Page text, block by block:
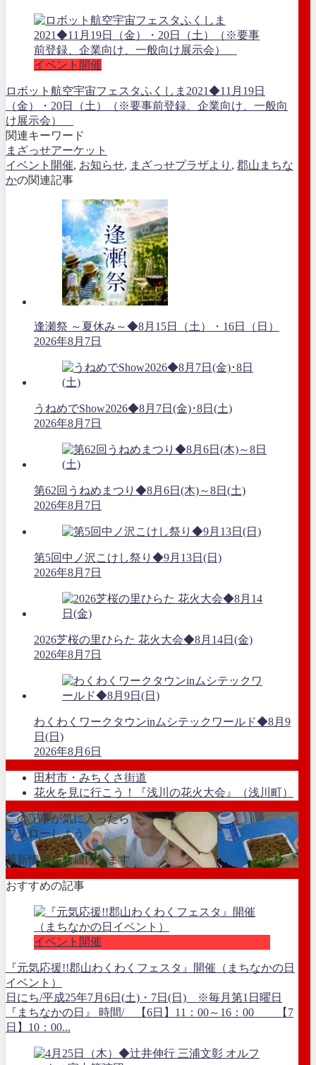
イベント開催
ロボット航空宇宙フェスタふくしま2021◆11月19日
（金）・20日（土）（※要事前登録、企業向け、一般向
け展示会）
関連キーワード
まざっせアーケット
イベント開催, お知らせ, まざっせプラザより , 郡山まちな
かの関連記事
逢瀬祭 ～夏休み～◆8月15日（土）・16日（日）
2026年8月7日
うねめでShow2026◆8月7日(金)･8日(土)
2026年8月7日
第62回うねめまつり◆8月6日(木)～8日(土)
2026年8月7日
第5回中ノ沢こけし祭り◆9月13日(日)
2026年8月7日
2026芝桜の里ひらた 花火大会◆8月14日(金)
2026年8月7日
わくわくワークタウンinムシテックワールド◆8月9
日(日)
2026年8月6日
田村市・みちくさ街道
花火を見に行こう！『浅川の花火大会』（浅川町）
この記事が気に入ったら
フォローしよう
最新情報をお届けします
おすすめの記事
イベント開催
『元気応援!!郡山わくわくフェスタ』開催（まちなかの日
イベント）
日にち/平成25年7月6日(土)・7日(日) ※毎月第1日曜日
『まちなかの日』 時間/ 【6日】11：00～16：00 【7
日】10：00...